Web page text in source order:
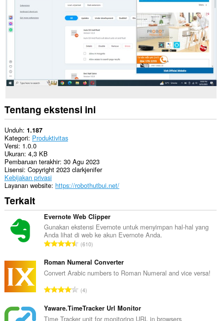
Tentang ekstensi ini
Unduh 1.187
Kategori Produktivitas
Versi 1.0.0
Ukuran 4,3 KB
Pembaruan terakhir 30 Agu 2023
Lisensi Copyright 2023 clarkjenifer
Kebijakan privasi
Layanan website https://robothutbui.net/
Terkait
Evernote Web Clipper
Gunakan ekstensi Evernote untuk menyimpan hal-hal yang
Anda lihat di web ke akun Evernote Anda.
J
m
l
h
o
610
Roman Numeral Converter
Convert Arabic numbers to Roman Numeral and vice versa!
J
m
4
Yaware.TimeTracker Url Monitor
Time Tracker unit for monitoring URL in browsers